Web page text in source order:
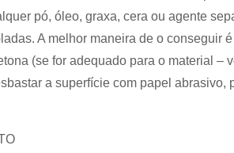
pó, óleo, graxa, cera ou agente
A melhor maneira de o conseguir
(se for adequado para o material –
a superfície com papel abrasivo,